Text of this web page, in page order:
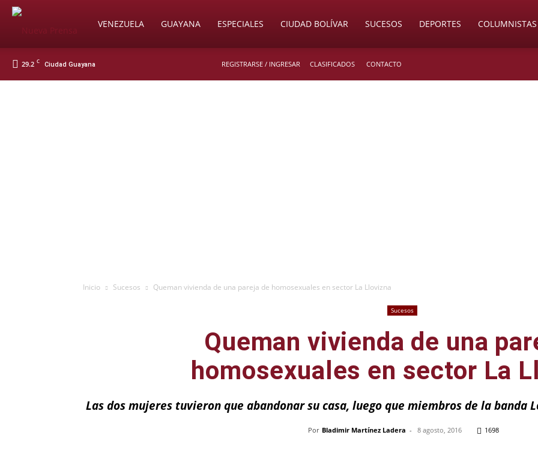
SoyVENEZUELA GUAYANA ESPECIALES CIUDAD BOLÍVAR SUCESOS DEPORTES COLUMNISTAS
29.2 C Ciudad Guayana REGISTRARSE / INGRESAR CLASIFICADOS CONTACTO
Inicio Sucesos Queman vivienda de una pareja de homosexuales en sector La Llovizna
Sucesos
Queman vivienda de una
homosexuales en sector La
Las dos mujeres tuvieron que abandonar su casa, luego que miembros de la
Por Bladimir Martínez Ladera - 8 agosto, 2016 1698